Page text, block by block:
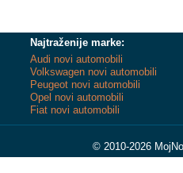
Najtraženije marke:
Audi novi automobili
Volkswagen novi automobili
Peugeot novi automobili
Opel novi automobili
Fiat novi automobili
© 2010-2026